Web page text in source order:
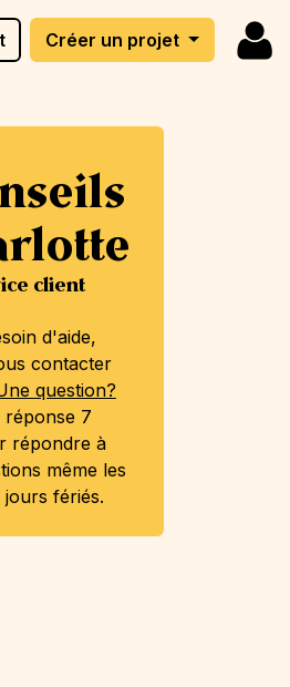
Créer un projet
client
d'aide,
contacter
question?
réponse 7
répondre à
même les
fériés.